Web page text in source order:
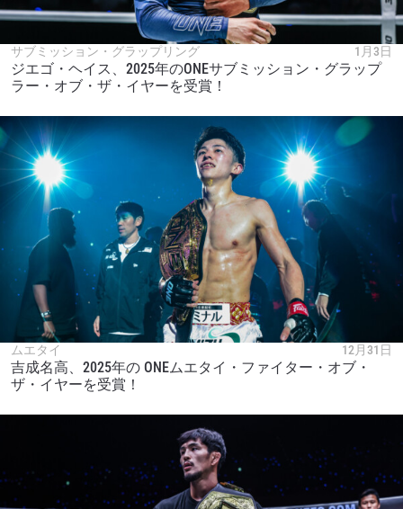
サブミッション・グラップリング 1月3日
ジエゴ・ヘイス、2025年のONEサブミッション・グラップ
ラー・オブ・ザ・イヤーを受賞！
ムエタイ 12月31日
吉成名高、2025年の ONEムエタイ・ファイター・オブ・
ザ・イヤーを受賞！